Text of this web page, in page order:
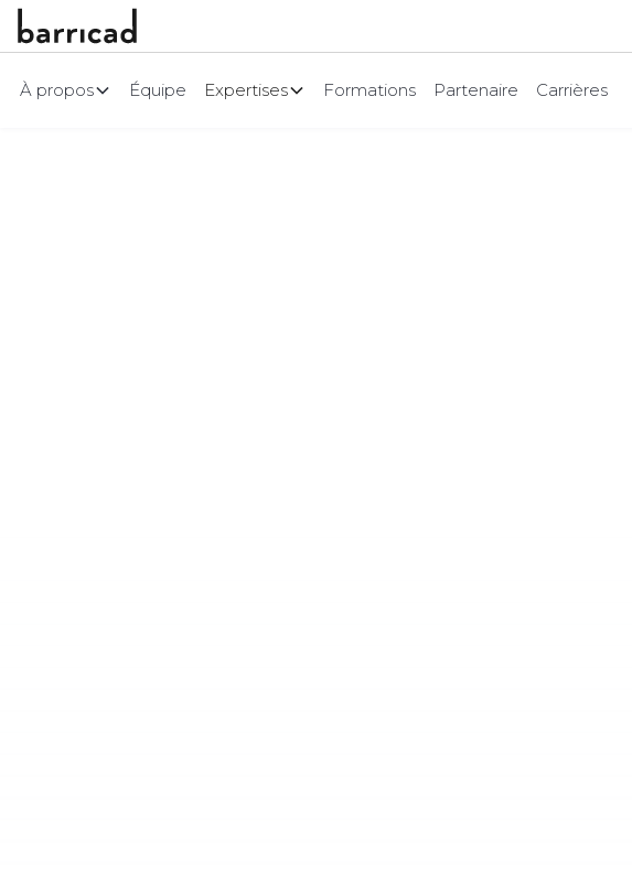
À propos Équipe Expertises Formations Partenaire Carrières